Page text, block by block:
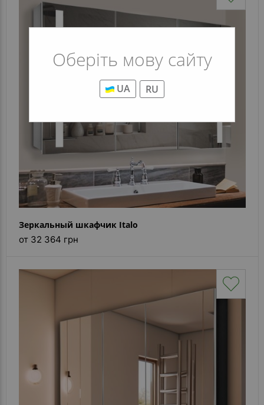
Оберіть мову сайту
UA RU
Зеркальный шкафчик Italo
от 32 364 грн